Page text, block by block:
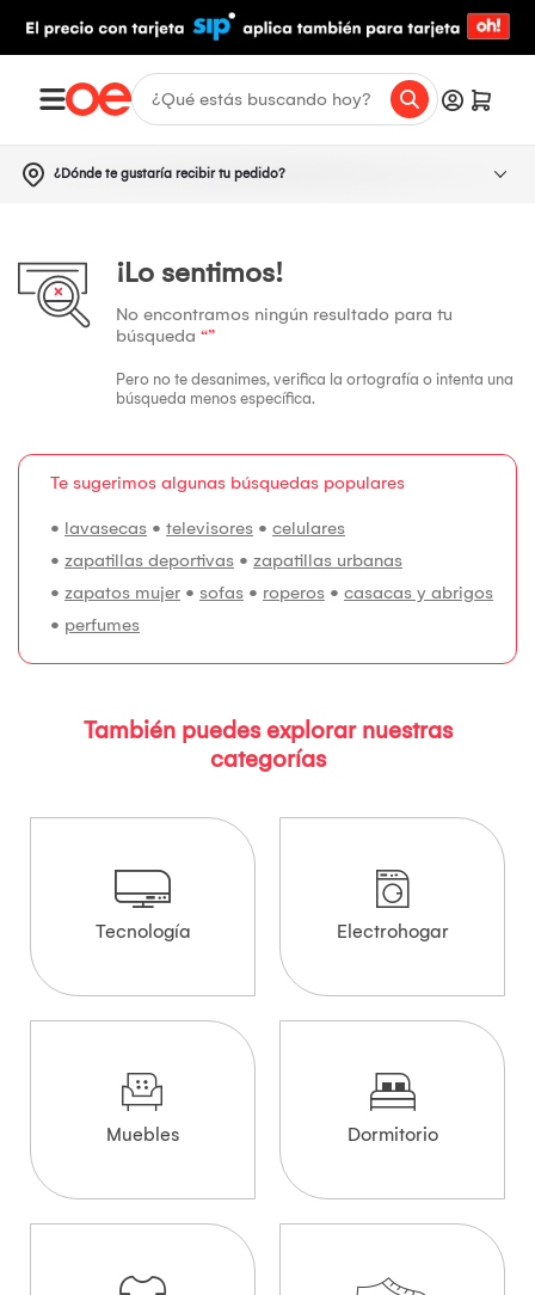
¿Dónde te gustaría recibir tu pedido?
¡Lo sentimos!
No encontramos ningún resultado para tu
búsqueda “”
Pero no te desanimes, verifica la ortografía o intenta una
búsqueda menos específica.
Te sugerimos algunas búsquedas populares
• lavasecas • televisores • celulares
• zapatillas deportivas • zapatillas urbanas
• zapatos mujer • sofas • roperos • casacas y abrigos
• perfumes
También puedes explorar nuestras
categorías
Tecnología Electrohogar
Muebles Dormitorio